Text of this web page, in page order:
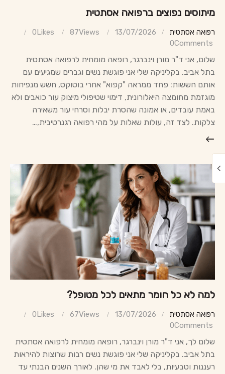
מיתוסים נפוצים ברפואה אסתטית
רפואה אסתטית 13/07/2026
87Views
0Likes
0Comments
שלום, אני ד"ר מורן וינברגר, רופאה מומחית לרפואה אסתטית
בתל אביב. בקליניקה שלי אני פוגשת נשים וגברים שמגיעים עם
אותם חששות: פחד ממראה "קפוא" אחרי בוטוקס, חשש מנפיחות
מוגזמת מחומצה היאלורונית, דימוי שטיפולי מיצוק עור כואבים ולא
באמת עובדים, או אמונה שהסרת יבלות וסרחי עור משאירה
צלקות. לצד זה, עולות שאלות על מהי רפואה רגנרטיבית,…
למה לא כל חומר מתאים לכל מטופל?
רפואה אסתטית 13/07/2026
67Views
0Likes
0Comments
שלום לך, אני ד"ר מורן וינברגר, רופאה מומחית לרפואה אסתטית
בתל אביב. בקליניקה שלי אני פוגשת נשים רבות שרוצות להיראות
רעננות וטבעיות, בלי לאבד את מי שהן. לאורך השנים הבנתי עד